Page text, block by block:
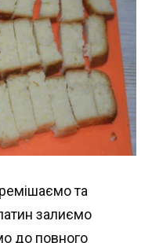
та
залиємо
до повного